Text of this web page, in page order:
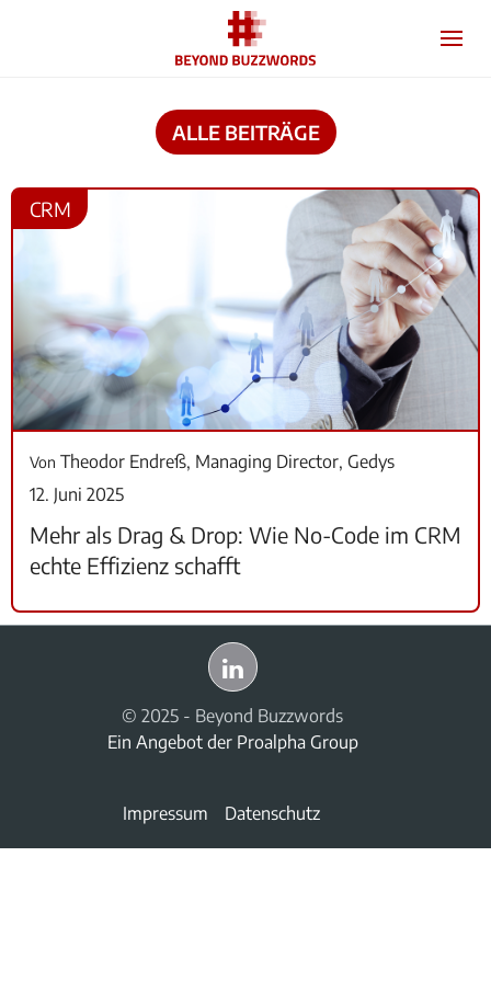
ALLE BEITRÄGE
CRM
Von Theodor Endreß, Managing Director, Gedys
12. Juni 2025
Mehr als Drag & Drop: Wie No-Code im CRM
echte Effizienz schafft
© 2025 - Beyond Buzzwords
Ein Angebot der Proalpha Group
Impressum Datenschutz